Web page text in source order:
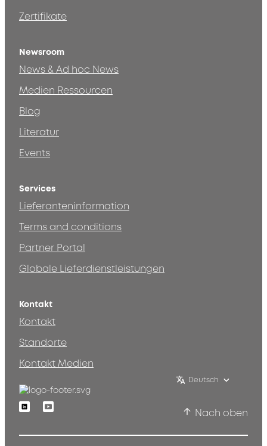
Zertifikate
Newsroom
News & Ad hoc News
Medien Ressourcen
Blog
Literatur
Events
Services
Lieferanteninformation
Terms and conditions
Partner Portal
Globale Lieferdienstleistungen
Kontakt
Kontakt
Standorte
Kontakt Medien
Deutsch
LinkedinYoutube
Nach oben